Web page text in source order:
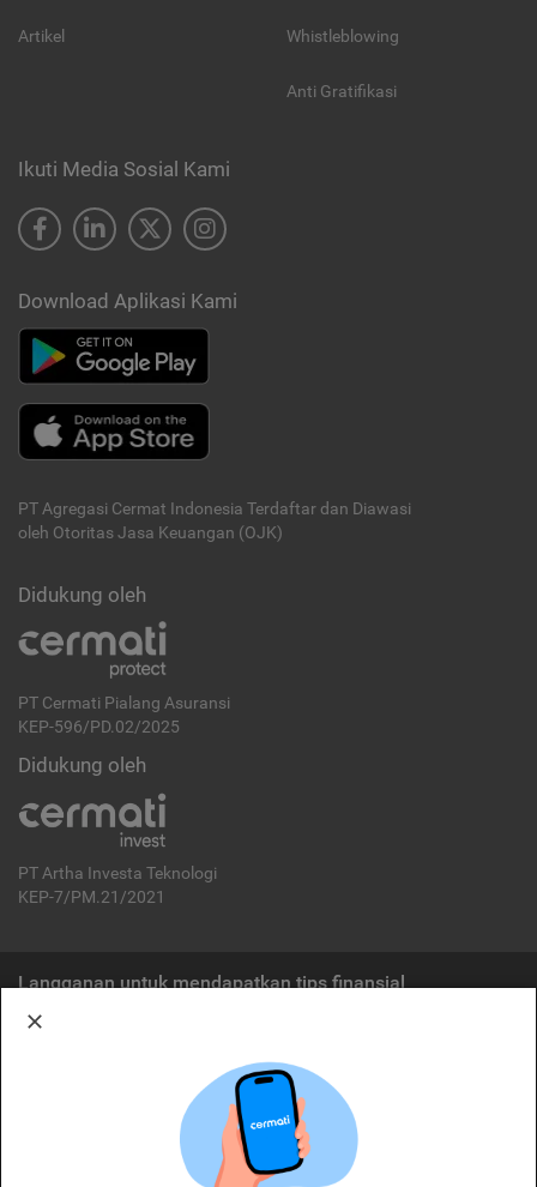
Artikel Whistleblowing
Anti Gratifikasi
Ikuti Media Sosial Kami
Download Aplikasi Kami
PT Agregasi Cermat Indonesia Terdaftar dan Diawasi
oleh Otoritas Jasa Keuangan (OJK)
Didukung oleh
PT Cermati Pialang Asuransi
KEP-596/PD.02/2025
Didukung oleh
PT Artha Investa Teknologi
KEP-7/PM.21/2021
Langganan untuk mendapatkan tips finansial
Cermati merupakan penyelenggara agregasi jasa keuangan yang terdaftar di
OJK. Oleh karena itu, produk dan/atau layanan jasa keuangan yang
ditawarkan bukan merupakan produk dan/atau layanan jasa keuangan yang
diterbitkan oleh Cermati dan Cermati tidak bertanggung jawab atas tuntutan